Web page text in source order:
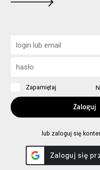
Zapamiętaj
lub zaloguj się